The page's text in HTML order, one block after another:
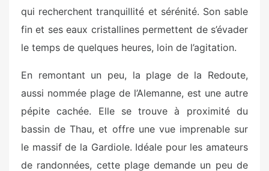
qui recherchent tranquillité et sérénité. Son sable
fin et ses eaux cristallines permettent de s’évader
le temps de quelques heures, loin de l’agitation.
En remontant un peu, la plage de la Redoute,
aussi nommée plage de l’Alemanne, est une autre
pépite cachée. Elle se trouve à proximité du
bassin de Thau, et offre une vue imprenable sur
le massif de la Gardiole. Idéale pour les amateurs
de randonnées, cette plage demande un peu de